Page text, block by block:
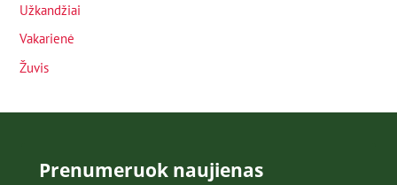
Užkandžiai
Vakarienė
Žuvis
Prenumeruok naujienas